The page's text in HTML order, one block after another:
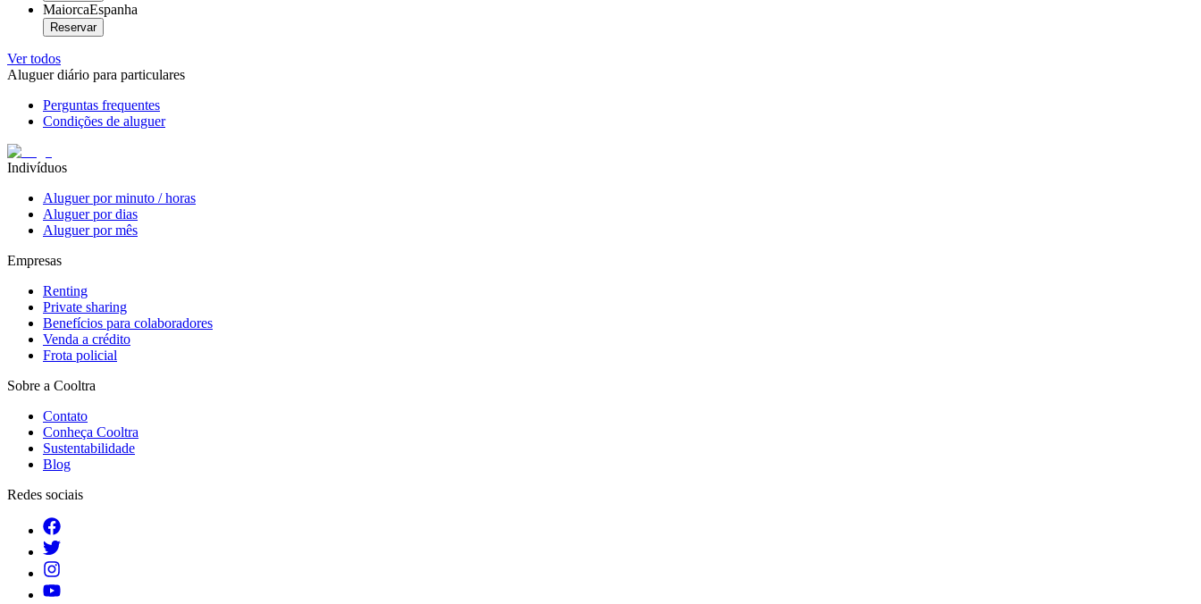
MaiorcaEspanha
Reservar
Ver todos
Aluguer diário para particulares
Perguntas frequentes
Condições de aluguer
Indivíduos
Aluguer por minuto / horas
Aluguer por dias
Aluguer por mês
Empresas
Renting
Private sharing
Benefícios para colaboradores
Venda a crédito
Frota policial
Sobre a Cooltra
Contato
Conheça Cooltra
Sustentabilidade
Blog
Redes sociais